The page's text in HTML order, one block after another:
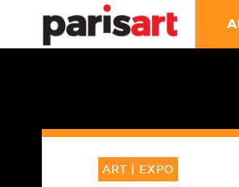
ART | EXPO